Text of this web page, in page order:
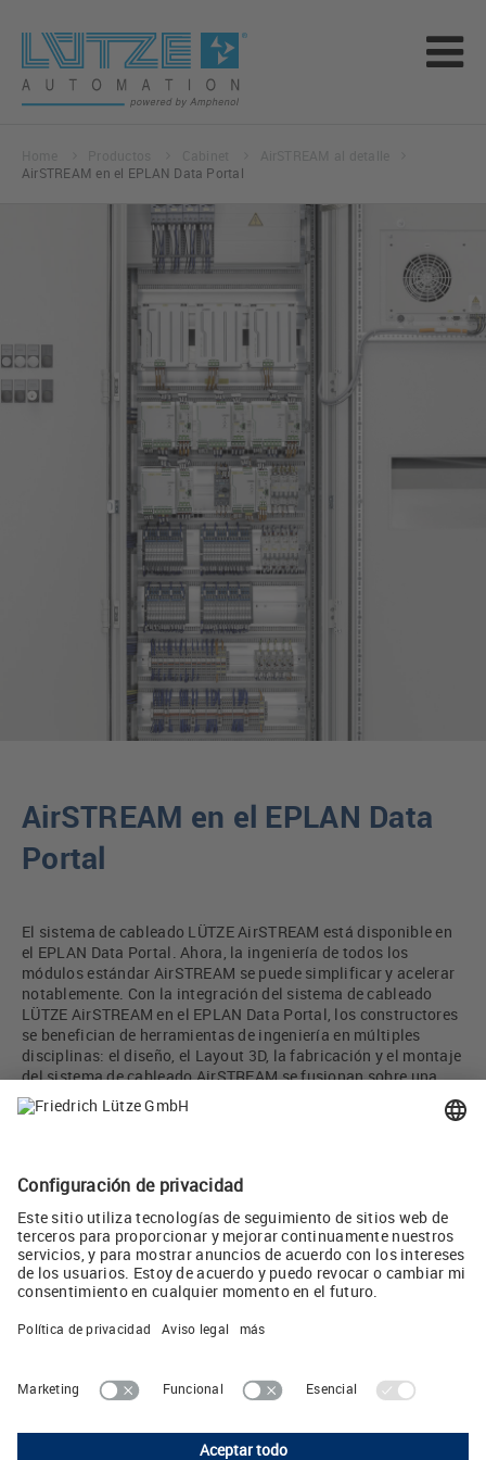
AirSTREAM en el EPLAN Data Portal
AirSTREAM en el EPLAN Data
Portal
El sistema de cableado LÜTZE AirSTREAM está disponible en
el EPLAN Data Portal. Ahora, la ingeniería de todos los
módulos estándar AirSTREAM se puede simplificar y acelerar
notablemente. Con la integración del sistema de cableado
LÜTZE AirSTREAM en el EPLAN Data Portal, los constructores
se benefician de herramientas de ingeniería en múltiples
disciplinas: el diseño, el Layout 3D, la fabricación y el montaje
del sistema de cableado AirSTREAM se fusionan sobre una
base de datos uniforme y permiten procedimientos
estandarizados, procesos automatizados y workflows
consecuencia de ello se minimiza el tiempo de proyecto y
fabricación de un marco LÜTZE AirSTREAM, pudiendo
adelantarse así el lanzamiento al mercado.
Compartir :
LUTZE, S.L.
Camps i Fabrés 11, 1° 2° • E-08006 Barcelona